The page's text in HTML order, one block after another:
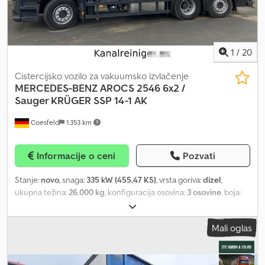
1 / 20
Coesfeld 1.353 km
Cistercijsko vozilo za vakuumsko izvlačenje
MERCEDES-BENZAROCS 2546 6x2 /
Sauger KRÜGER SSP 14-1 AK
Informacije o ceni Pozvati
Stanje: novo, snaga: 335 kW (455,47 KS), vrsta goriva:dizel,
ukupna težina:26.000 kg, konfiguracija osovina: 3 osovine, boja:
, ukupna širina:
visina:3.720 mm, Godina proizvodnje:2026, Oprema:ABS,
elektronski program stabilnosti (ESP), klima uređaj, navigacioni
, ++ KUPOVINA ++ IZNAJMLJIVANJE ++ KUPOVINA ++
IZNAJMLJIVANJE ++ KUPOVINA ++ Interni broj: #598 Krüger
Mali oglas